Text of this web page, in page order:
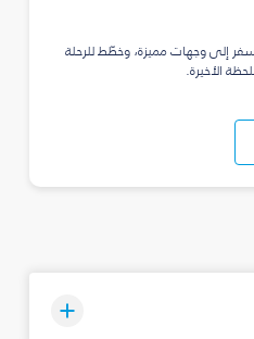
إلى وجهات مميزة، وخطّط للرحلة
الأخيرة.